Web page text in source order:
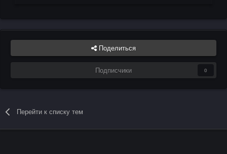
Поделиться
Подписчики 0
Перейти к списку тем